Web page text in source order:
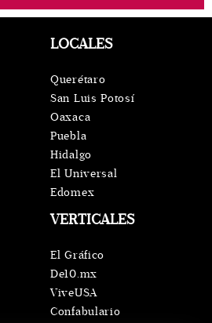
VERTICALES
El Gráfico
De10.mx
ViveUSA
Confabulario
LOCALES
Querétaro
San Luis Potosí
Oaxaca
Puebla
Hidalgo
El Universal
Edomex